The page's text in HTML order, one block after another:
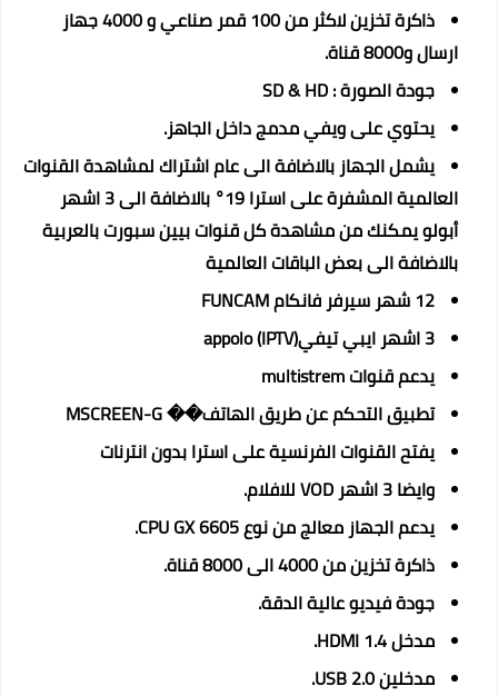
ذاكرة تخزين لاكثر من 100 قمر صناعي و 4000 جهاز
ارسال و8000 قناة.
جودة الصورة : SD & HD
يحتوي على ويفي مدمج داخل الجاهز.
يشمل الجهاز بالاضافة الى عام اشتراك لمشاهدة القنوات
العالمية المشفرة على استرا 19° بالاضافة الى 3 اشهر
أبولو يمكنك من مشاهدة كل قنوات بيين سبورت بالعربية
بالاضافة الى بعض الباقات العالمية
12 شهر سيرفر فانكام FUNCAM
3 اشهر ايبي تيفيappolo (IPTV)
يدعم قنوات multistrem
تطبيق التحكم عن طريق الهاتف�� MSCREEN-G
يفتح القنوات الفرنسية على استرا بدون انترنات
وايضا 3 اشهر VOD للافلام.
يدعم الجهاز معالج من نوع CPU GX 6605.
ذاكرة تخزين من 4000 الى 8000 قناة.
جودة فيديو عالية الدقة.
مدخل 1.4 HDMI.
مدخلين USB 2.0.